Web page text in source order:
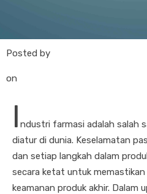
Posted by
on
I ndustri farmasi adalah salah
diatur di dunia. Keselamatan
dan setiap langkah dalam
secara ketat untuk
keamanan produk akhir. Dalam